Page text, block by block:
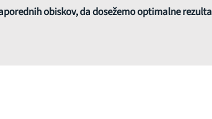
obiskov, da dosežemo optimalne